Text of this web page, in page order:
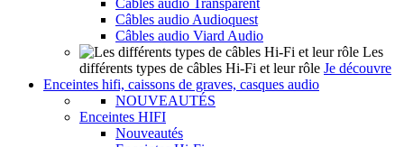
Câbles audio Transparent
Câbles audio Audioquest
Câbles audio Viard Audio
Les
différents types de câbles Hi-Fi et leur rôle Je découvre
Enceintes hifi, caissons de graves, casques audio
NOUVEAUTÉS
Enceintes HIFI
Nouveautés